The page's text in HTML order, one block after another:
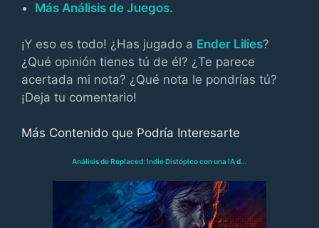
Más Análisis de Juegos.
¡Y eso es todo! ¿Has jugado a Ender Lilies?
¿Qué opinión tienes tú de él? ¿Te parece
acertada mi nota? ¿Qué nota le pondrías tú?
¡Deja tu comentario!
Más Contenido que Podría Interesarte
Análisis de Replaced: Indie Distópico con una IA d...